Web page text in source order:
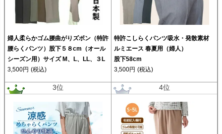
婦人柔らかゴム腰曲がりズボン（特許
腰らくパンツ）股下５８cm（オール
シーズン用）サイズ M、L、LL、３L
3,500円 (税込)
特許こしらくパンツ吸水・発散素材
ルミエース 春夏用（婦人）
股下58cm
3,500円 (税込)
3位 4位